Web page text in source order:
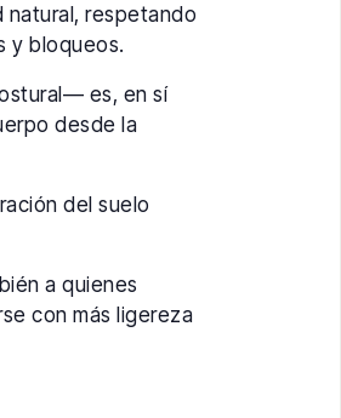
natural, respetando
y bloqueos.
es, en sí
desde la
del suelo
a quienes
con más ligereza